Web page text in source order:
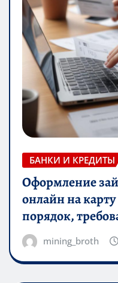
БАНКИ И КРЕДИТЫ
Оформление
онлайн на
порядок,
mining_broth